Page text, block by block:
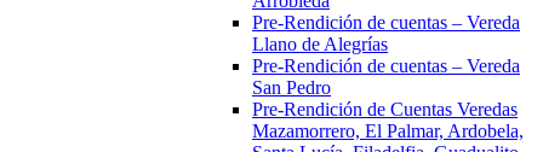
Pre-Rendición de cuentas – Vereda
Llano de Alegrías
Pre-Rendición de cuentas – Vereda
San Pedro
Pre-Rendición de Cuentas Veredas
Mazamorrero, El Palmar, Ardobela,